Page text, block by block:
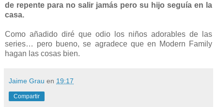
de repente para no salir jamás pero su hijo seguía en la
casa.
Como añadido diré que odio los niños adorables de las
series… pero bueno, se agradece que en Modern Family
hagan las cosas bien.
Jaime Grau en 19:17
Compartir